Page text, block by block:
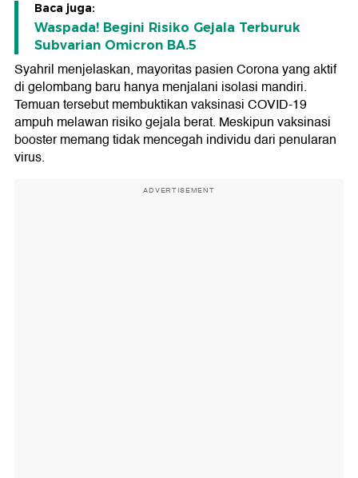
Baca juga:
Waspada! Begini Risiko Gejala Terburuk
Subvarian Omicron BA.5
Syahril menjelaskan, mayoritas pasien Corona yang aktif
di gelombang baru hanya menjalani isolasi mandiri.
Temuan tersebut membuktikan vaksinasi COVID-19
ampuh melawan risiko gejala berat. Meskipun vaksinasi
booster memang tidak mencegah individu dari penularan
virus.
ADVERTISEMENT